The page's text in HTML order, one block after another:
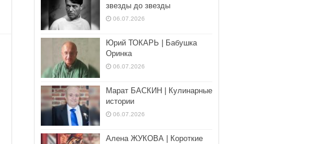
звезды до звезды
06.07.2026
Юрий ТОКАРЬ | Бабушка
Оринка
06.07.2026
Марат БАСКИН | Кулинарные
истории
06.07.2026
Алена ЖУКОВА | Короткие